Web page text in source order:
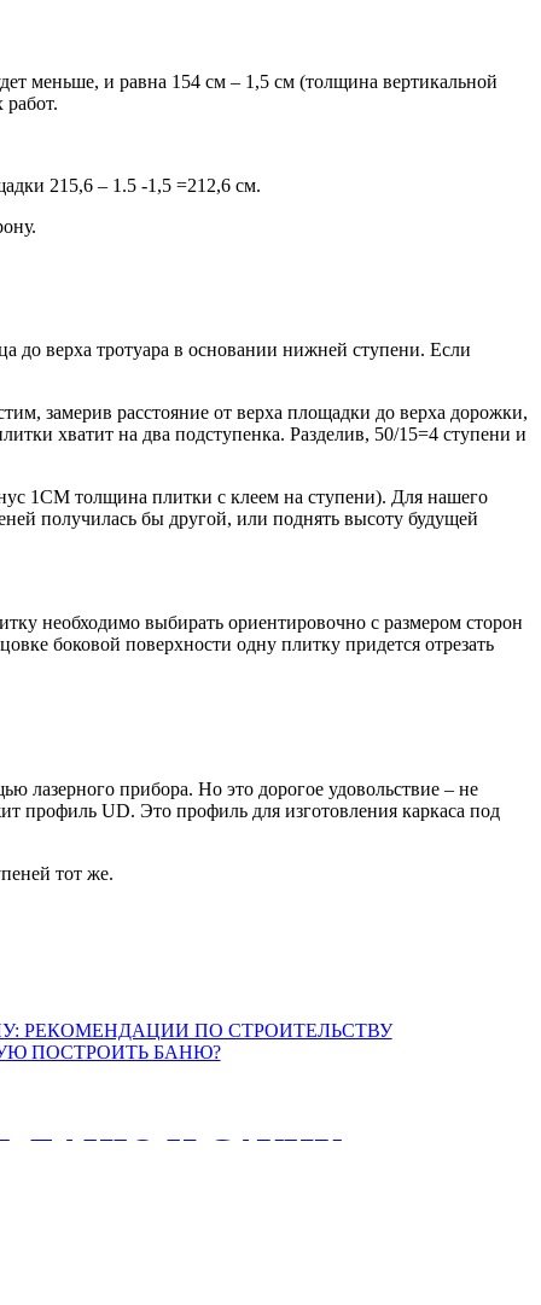
меньше, и равна 154 см – 1,5 см (толщина вертикальной
215,6 – 1.5 -1,5 =212,6 см.
до верха тротуара в основании нижней ступени. Если
замерив расстояние от верха площадки до верха дорожки,
хватит на два подступенка. Разделив, 50/15=4 ступени и
1СМ толщина плитки с клеем на ступени). Для нашего
получилась бы другой, или поднять высоту будущей
необходимо выбирать ориентировочно с размером сторон
боковой поверхности одну плитку придется отрезать
лазерного прибора. Но это дорогое удовольствие – не
профиль UD. Это профиль для изготовления каркаса под
тот же.
БАНЮ И САУНУ: